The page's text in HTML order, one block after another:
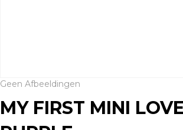
Geen Afbeeldingen
MY FIRST MINI